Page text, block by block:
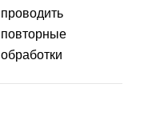
проводить
повторные
обработки